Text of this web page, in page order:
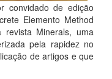
convidado de edição
Elemento Method
Minerals, uma
pela rapidez no
de artigos e que